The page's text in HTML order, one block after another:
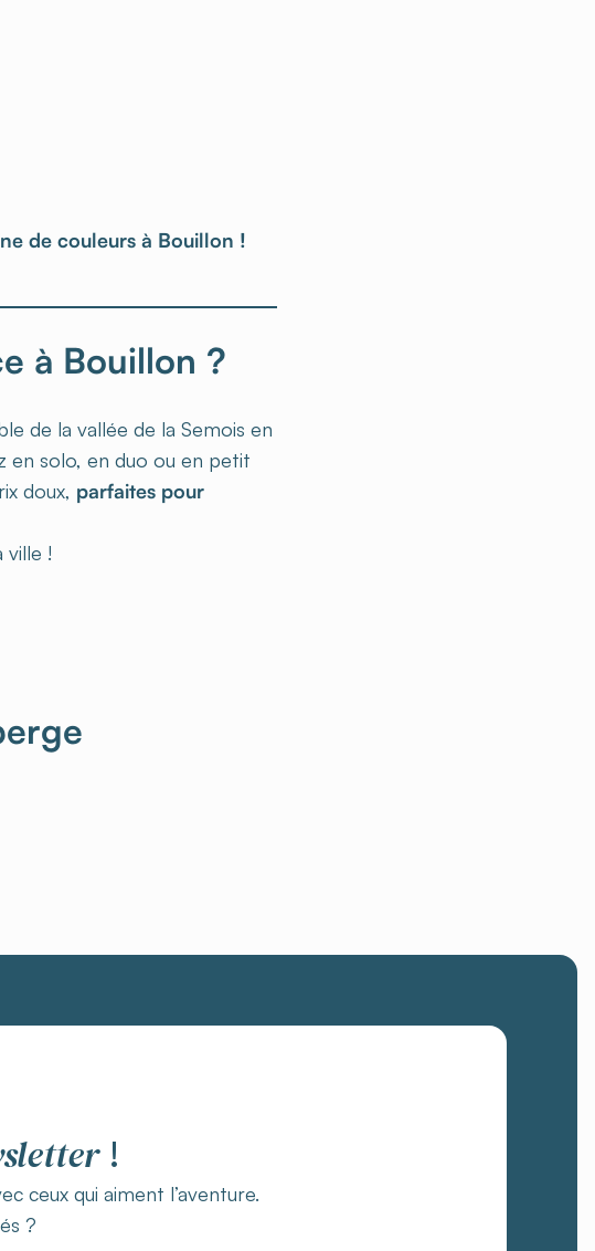
de couleurs à Bouillon !
à Bouillon ?
de la vallée de la Semois en
en solo, en duo ou en petit
doux, parfaites pour
ville !
!
ceux qui aiment l’aventure.
?